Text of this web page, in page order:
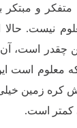
و مبتکر
نیست. حالا
چقدر است،
معلوم است
کره زمین
کمتر است.